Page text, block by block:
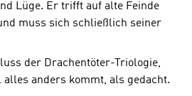
Lüge. Er trifft auf alte Feinde
muss sich schließlich seiner
der Drachentöter-Triologie,
alles anders kommt, als gedacht.